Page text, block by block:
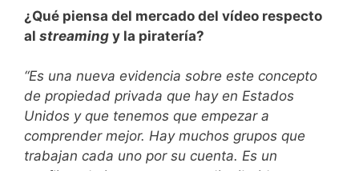
¿Qué piensa del mercado del vídeo respecto
al streaming y la piratería?
“Es una nueva evidencia sobre este concepto
de propiedad privada que hay en Estados
Unidos y que tenemos que empezar a
comprender mejor. Hay muchos grupos que
trabajan cada uno por su cuenta. Es un